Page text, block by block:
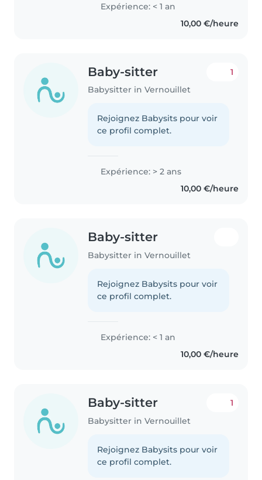
faire des activités manuelles, des
dessins des coloriages,..
Expérience: < 1 an
10,00 €/heure
Baby-sitter
Babysitter in Vernouillet
1
Rejoignez Babysits pour voir
ce profil complet.
Expérience: > 2 ans
10,00 €/heure
Baby-sitter
Babysitter in Vernouillet
Rejoignez Babysits pour voir
ce profil complet.
Expérience: < 1 an
10,00 €/heure
Baby-sitter
Babysitter in Vernouillet
1
Rejoignez Babysits pour voir
ce profil complet.